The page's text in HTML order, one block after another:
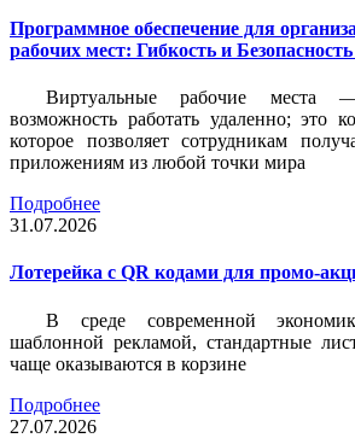
Программное обеспечение для
рабочих мест: Гибкость и
Виртуальные рабочие
возможность работать удаленно; это
которое позволяет сотрудникам
приложениям из любой точки мира
Подробнее
31.07.2026
Лотерейка c QR кодами для промо-
В среде современной
шаблонной рекламой, стандартные
чаще оказываются в корзине
Подробнее
27.07.2026